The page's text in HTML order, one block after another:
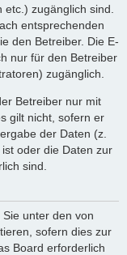
zugänglich sind.
entsprechenden
den Betreiber. Die E-
nur für den Betreiber
zugänglich.
Betreiber nur mit
gilt nicht, sofern er
der Daten (z.
oder die Daten zur
sind.
unter den von
sofern dies zur
Board erforderlich